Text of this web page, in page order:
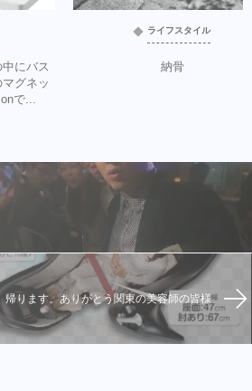
にバス
グネッ
で...
ライフスタイル
納骨
帰ります。ありがとう関東の美容師の皆様